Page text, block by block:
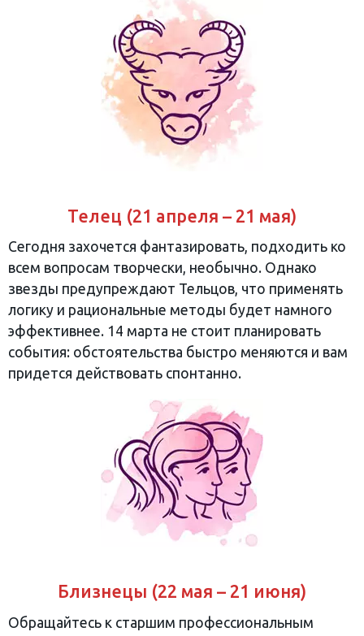
Телец (21 апреля – 21 мая)
Сегодня захочется фантазировать, подходить ко
всем вопросам творчески, необычно. Однако
звезды предупреждают Тельцов, что применять
логику и рациональные методы будет намного
эффективнее. 14 марта не стоит планировать
события: обстоятельства быстро меняются и вам
придется действовать спонтанно.
Близнецы (22 мая – 21 июня)
Обращайтесь к старшим профессиональным